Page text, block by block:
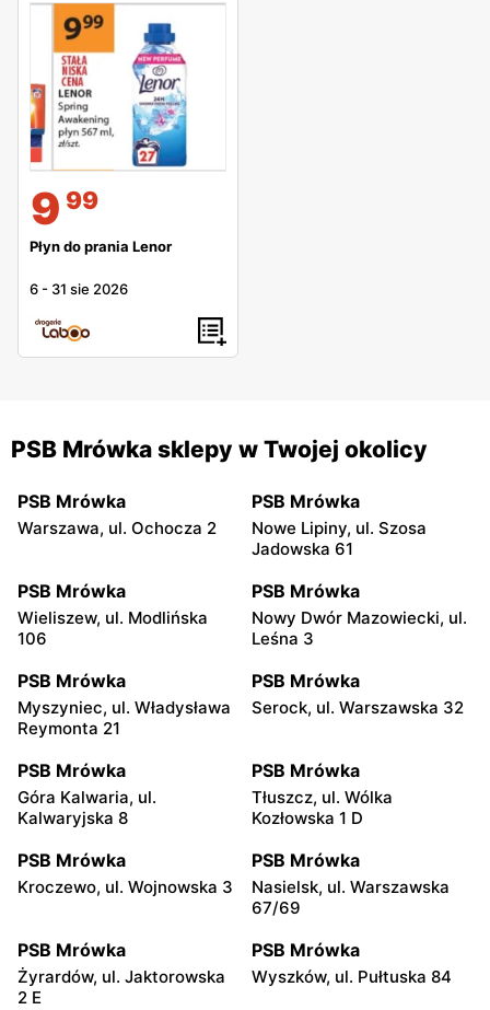
9 99
Płyn do prania Lenor
6 - 31 sie 2026
PSB Mrówka sklepy w Twojej okolicy
PSB Mrówka
Warszawa, ul. Ochocza 2
PSB Mrówka
Nowe Lipiny, ul. Szosa
Jadowska 61
PSB Mrówka
Wieliszew, ul. Modlińska
106
PSB Mrówka
Nowy Dwór Mazowiecki, ul.
Leśna 3
PSB Mrówka
Myszyniec, ul. Władysława
Reymonta 21
PSB Mrówka
Serock, ul. Warszawska 32
PSB Mrówka
Góra Kalwaria, ul.
Kalwaryjska 8
PSB Mrówka
Tłuszcz, ul. Wólka
Kozłowska 1 D
PSB Mrówka
Kroczewo, ul. Wojnowska 3
PSB Mrówka
Nasielsk, ul. Warszawska
67/69
PSB Mrówka
Żyrardów, ul. Jaktorowska
2 E
PSB Mrówka
Wyszków, ul. Pułtuska 84